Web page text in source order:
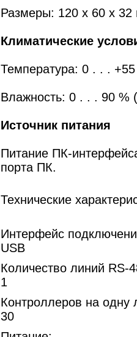
Размеры: 120 x 60 x
Климатические
Температура: 0 . . . +55
Влажность: 0 . . . 90 %
Источник питания
Питание ПК-
порта ПК.
Технические
Интерфейс
USB
Количество линий RS-
1
Контроллеров на одну
30